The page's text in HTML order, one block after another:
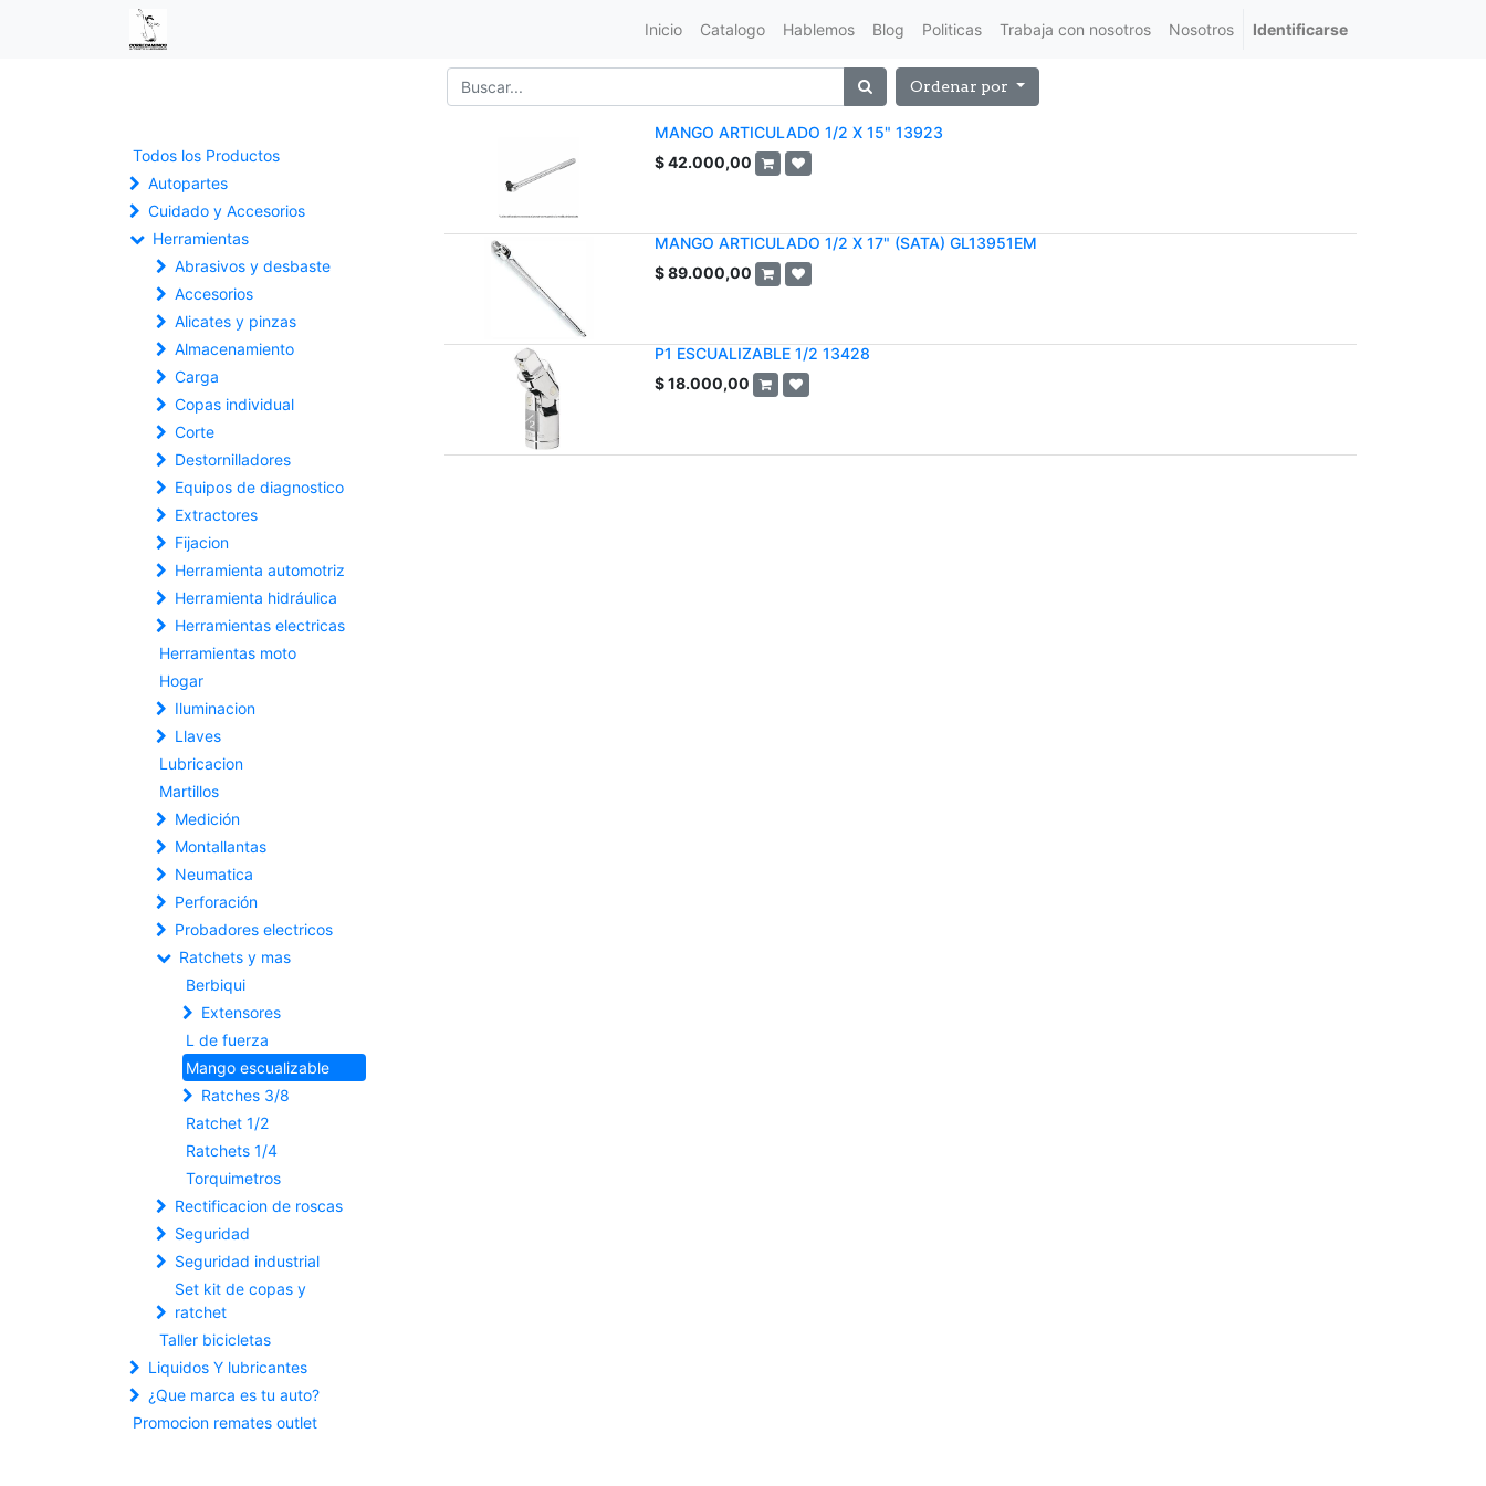
Inicio Catalogo Hablemos Blog Politicas Trabaja con nosotros Nosotros Identificarse
Ordenar por
Todos los Productos
Autopartes
Cuidado y Accesorios
Herramientas
Abrasivos y desbaste
Accesorios
Alicates y pinzas
Almacenamiento
Carga
Copas individual
Corte
Destornilladores
Equipos de diagnostico
Extractores
Fijacion
Herramienta automotriz
Herramienta hidráulica
Herramientas electricas
Herramientas moto
Hogar
Iluminacion
Llaves
Lubricacion
Martillos
Medición
Montallantas
Neumatica
Perforación
Probadores electricos
Ratchets y mas
Berbiqui
Extensores
L de fuerza
Mango escualizable
Ratches 3/8
Ratchet 1/2
Ratchets 1/4
Torquimetros
Rectificacion de roscas
Seguridad
Seguridad industrial
Set kit de copas y
ratchet
Taller bicicletas
Liquidos Y lubricantes
¿Que marca es tu auto?
Promocion remates outlet
MANGO ARTICULADO 1/2 X 15" 13923
$42.000,00
MANGO ARTICULADO 1/2 X 17" (SATA) GL13951EM
$89.000,00
P1 ESCUALIZABLE 1/2 13428
$18.000,00